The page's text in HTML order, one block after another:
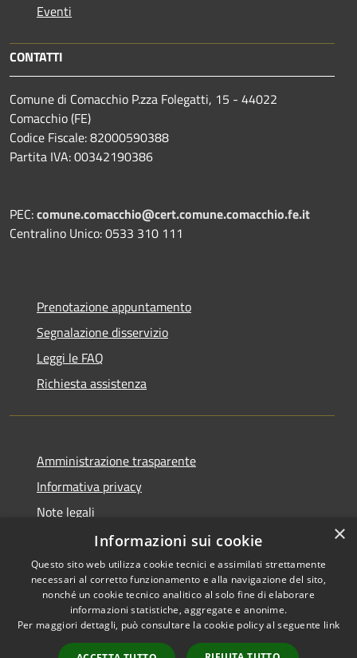
Eventi
CONTATTI
Comune di Comacchio P.zza Folegatti, 15 - 44022
Comacchio (FE)
Codice Fiscale: 82000590388
Partita IVA: 00342190386
PEC:comune.comacchio@cert.comune.comacchio.fe.it
Centralino Unico: 0533 310 111
Prenotazione appuntamento
Segnalazione disservizio
Leggi le FAQ
Richiesta assistenza
Amministrazione trasparente
Informativa privacy
Note legali
Dichiarazione di accessibilità
RSS
Accessibilità
Copyright © 2026 • Città di
Comacchio • Powered by
×
Informazioni sui cookie
Questo sito web utilizza cookie tecnici e assimilati strettamente
necessari al corretto funzionamento e alla navigazione del sito,
nonché un cookie tecnico analitico al solo fine di elaborare
informazioni statistiche, aggregate e anonime.
Per maggiori dettagli, può consultare la cookie policy al seguente link